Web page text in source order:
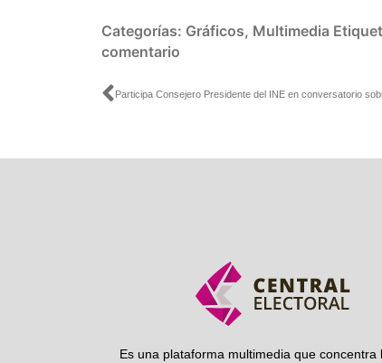
Categorías: Gráficos, Multimedia
comentario
Ant
Es una plataforma multimedia que concentra